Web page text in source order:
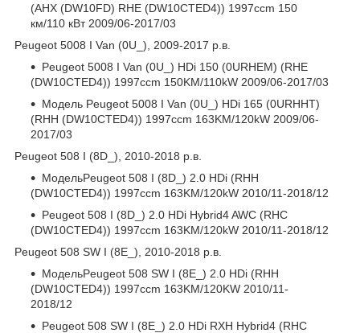
(AHX (DW10FD) RHE (DW10CTED4)) 1997ccm 150
км/110 кВт 2009/06-2017/03
Peugeot 5008 I Van (0U_), 2009-2017 р.в.
Peugeot 5008 I Van (0U_) HDi 150 (0URHEM) (RHE
(DW10CTED4)) 1997ccm 150KM/110kW 2009/06-2017/03
Модель Peugeot 5008 I Van (0U_) HDi 165 (0URHHT)
(RHH (DW10CTED4)) 1997ccm 163KM/120kW 2009/06-
2017/03
Peugeot 508 I (8D_), 2010-2018 р.в.
МодельPeugeot 508 I (8D_) 2.0 HDi (RHH
(DW10CTED4)) 1997ccm 163KM/120kW 2010/11-2018/12
Peugeot 508 I (8D_) 2.0 HDi Hybrid4 AWC (RHC
(DW10CTED4)) 1997ccm 163KM/120kW 2010/11-2018/12
Peugeot 508 SW I (8E_), 2010-2018 р.в.
МодельPeugeot 508 SW I (8E_) 2.0 HDi (RHH
(DW10CTED4)) 1997ccm 163KM/120KW 2010/11-
2018/12
Peugeot 508 SW I (8E_) 2.0 HDi RXH Hybrid4 (RHC